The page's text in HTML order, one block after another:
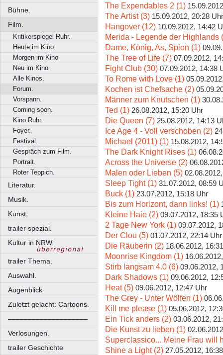
Bühne.
Film.
Kritikerspiegel Ruhr.
Heute im Kino
Morgen im Kino
Neu im Kino
Alle Kinos.
Forum.
Vorspann.
Coming soon.
Kino.Ruhr.
Foyer.
Festival.
Gespräch zum Film.
Portrait.
Roter Teppich.
Literatur.
Musik.
Kunst.
trailer spezial.
Kultur in NRW.
trailer Thema.
Auswahl.
Augenblick
Zuletzt gelacht: Cartoons.
––––––––––––––––––––
Verlosungen.
trailer Geschichte
The Expendables 2 (1)
The Artist (3) 15.09.2012, 20:28 Uhr
Hangover (12) 10.09.2012, 14:42
Merida - Legende der Highlands
Dame, König, As, Spion (1)
The Tree of Life (7) 07.09.2012,
Fight Club (30) 07.09.2012, 14:38
To Rome with Love (1)
Kochen ist Chefsache (2)
Männer zum Knutschen (1)
Ted (1) 26.08.2012, 15:20 Uhr
Die Queen (7) 25.08.2012, 14:13
Ice Age 4 - Voll verschoben (2)
Michael (2011) (1) 15.08.2012,
The Dark Knight Rises (1)
Across the Universe (2)
Malen oder Lieben (5)
Sleep Tight (1) 31.07.2012, 08:59
Buck (1) 23.07.2012, 15:18 Uhr
Bis zum Horizont, dann links! (1)
Kleine Haie (2) 09.07.2012, 18:35
2 Tage New York (1) 09.07.2012,
Der Clou (5) 01.07.2012, 22:14 Uhr
Die Räuberin (2) 18.06.2012,
Moonrise Kingdom (1)
Stirb langsam 4.0 (6) 09.06.2012,
Dark Shadows (1) 09.06.2012,
Heat (5) 09.06.2012, 12:47 Uhr
The Grey - Unter Wölfen (1)
Kill me please (1) 05.06.2012,
Ein Tick anders (2) 03.06.2012,
Die Kunst zu lieben (1)
Superclassico... Meine Frau will
Shine a Light (2) 27.05.2012,